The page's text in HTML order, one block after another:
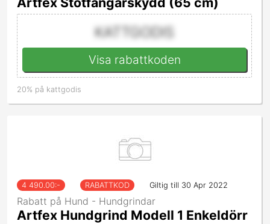
KATTGODIS
Visa rabattkoden
20% på kattgodis
4 490.00:- RABATTKOD Giltig till 30 Apr 2022
Rabatt på Hund - Hundgrindar
Artfex Hundgrind Modell 1 Enkeldörr